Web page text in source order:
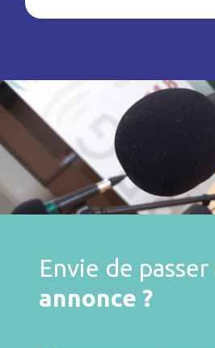
Envie de passer
annonce ?